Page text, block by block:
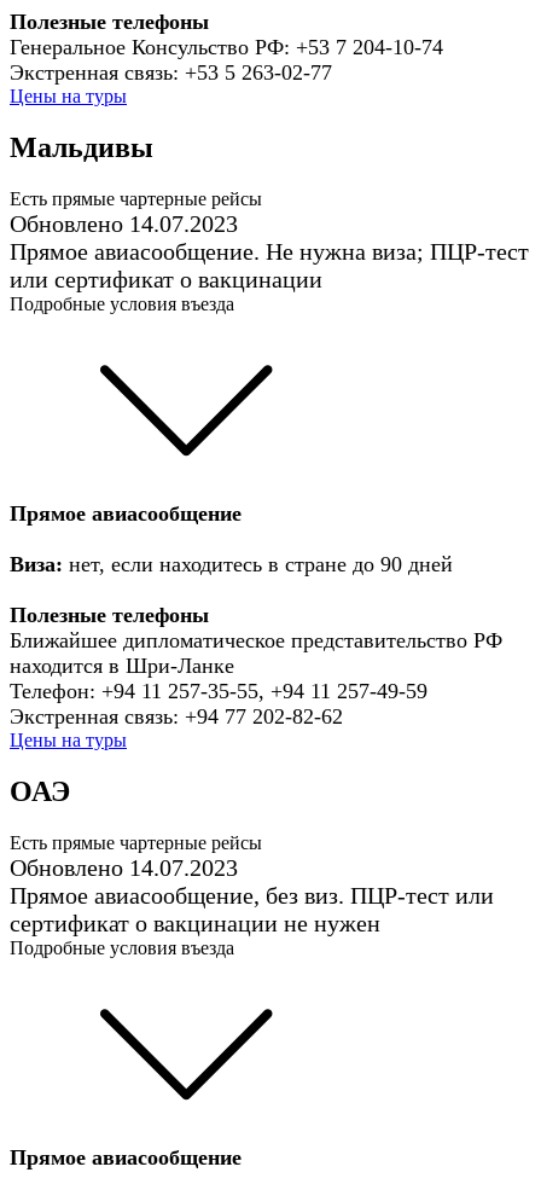
Полезные телефоны
Генеральное Консульство РФ: +53 7 204-10-74
Экстренная связь: +53 5 263-02-77
Цены на туры
Мальдивы
Есть прямые чартерные рейсы
Обновлено 14.07.2023
Прямое авиасообщение. Не нужна виза; ПЦР-тест
или сертификат о вакцинации
Подробные условия въезда
Прямое авиасообщение
Виза: нет, если находитесь в стране до 90 дней
Полезные телефоны
Ближайшее дипломатическое представительство РФ
находится в Шри-Ланке
Телефон: +94 11 257-35-55, +94 11 257-49-59
Экстренная связь: +94 77 202-82-62
Цены на туры
ОАЭ
Есть прямые чартерные рейсы
Обновлено 14.07.2023
Прямое авиасообщение, без виз. ПЦР-тест или
сертификат о вакцинации не нужен
Подробные условия въезда
Прямое авиасообщение